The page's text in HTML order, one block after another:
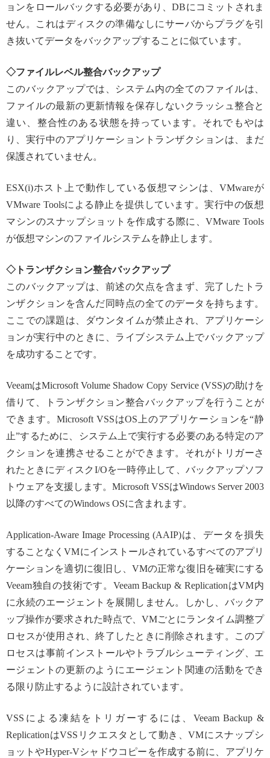
ョンをロールバックする必要があり、DBにコミットされま
せん。これはディスクの準備なしにサーバからプラグを引
き抜いてデータをバックアップすることに似ています。
◇ファイルレベル整合バックアップ
このバックアップでは、システム内の全てのファイルは、
ファイルの最新の更新情報を保存しないクラッシュ整合と
違い、整合性のある状態を持っています。それでもやは
り、実行中のアプリケーショントランザクションは、まだ
保護されていません。
ESX(i)ホスト上で動作している仮想マシンは、VMwareが
VMware Toolsによる静止を提供しています。実行中の仮想
マシンのスナップショットを作成する際に、VMware Tools
が仮想マシンのファイルシステムを静止します。
◇トランザクション整合バックアップ
このバックアップは、前述の欠点を含まず、完了したトラ
ンザクションを含んだ同時点の全てのデータを持ちます。
ここでの課題は、ダウンタイムが禁止され、アプリケーシ
ョンが実行中のときに、ライブシステム上でバックアップ
を成功することです。
VeeamはMicrosoft Volume Shadow Copy Service (VSS)の助けを
借りて、トランザクション整合バックアップを行うことが
できます。Microsoft VSSはOS上のアプリケーションを“静
止”するために、システム上で実行する必要のある特定のア
クションを連携させることができます。それがトリガーさ
れたときにディスクI/Oを一時停止して、バックアップソフ
トウェアを支援します。Microsoft VSSはWindows Server 2003
以降のすべてのWindows OSに含まれます。
Application-Aware Image Processing (AAIP)は、データを損失
することなくVMにインストールされているすべてのアプリ
ケーションを適切に復旧し、VMの正常な復旧を確実にする
Veeam独自の技術です。Veeam Backup & ReplicationはVM内
に永続のエージェントを展開しません。しかし、バックア
ップ操作が要求された時点で、VMごとにランタイム調整プ
ロセスが使用され、終了したときに削除されます。このプ
ロセスは事前インストールやトラブルシューティング、エ
ージェントの更新のようにエージェント関連の活動をでき
る限り防止するように設計されています。
VSSによる凍結をトリガーするには、Veeam Backup &
ReplicationはVSSリクエスタとして動き、VMにスナップシ
ョットやHyper-Vシャドウコピーを作成する前に、アプリケ